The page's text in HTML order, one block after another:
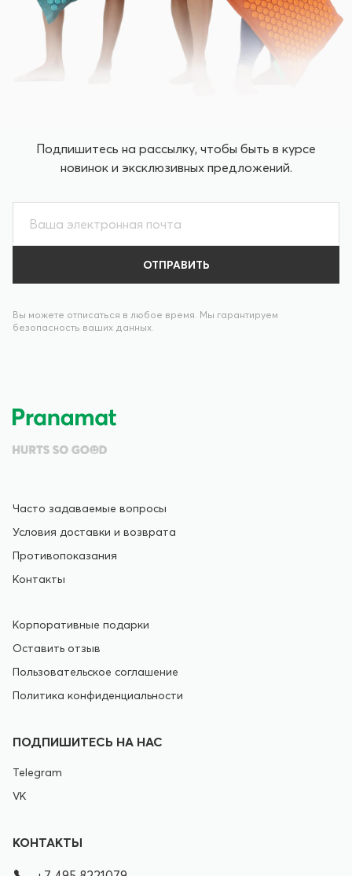
Подпишитесь на рассылку, чтобы быть в курсе
новинок и эксклюзивных предложений.
Вы можете отписаться в любое время. Мы гарантируем
безопасность ваших данных.
Часто задаваемые вопросы
Условия доставки и возврата
Противопоказания
Контакты
Корпоративные подарки
Оставить отзыв
Пользовательское соглашение
Политика конфиденциальности
ПОДПИШИТЕСЬ НА НАС
Telegram
VK
КОНТАКТЫ